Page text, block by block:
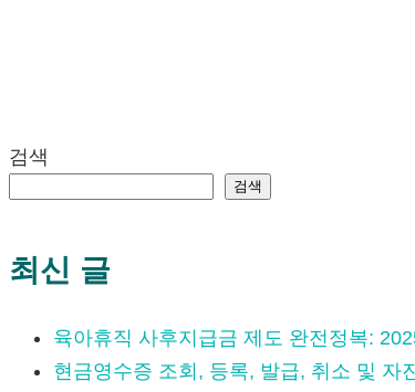
검색
검색
최신 글
육아휴직 사후지급금 제도 완전정복:
현금영수증 조회, 등록, 발급, 취소 및 자